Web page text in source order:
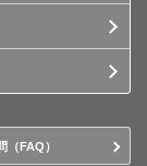
（FAQ）